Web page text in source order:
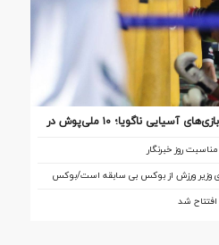
آغاز اردوی تیم ملی بوکس برای بازی‌های آسیایی ناگویا؛ ۱۰ ملی‌پوش در
روز خبرنگار
وزیر ورزش از بوکس بی سابقه است/بوکس
شد